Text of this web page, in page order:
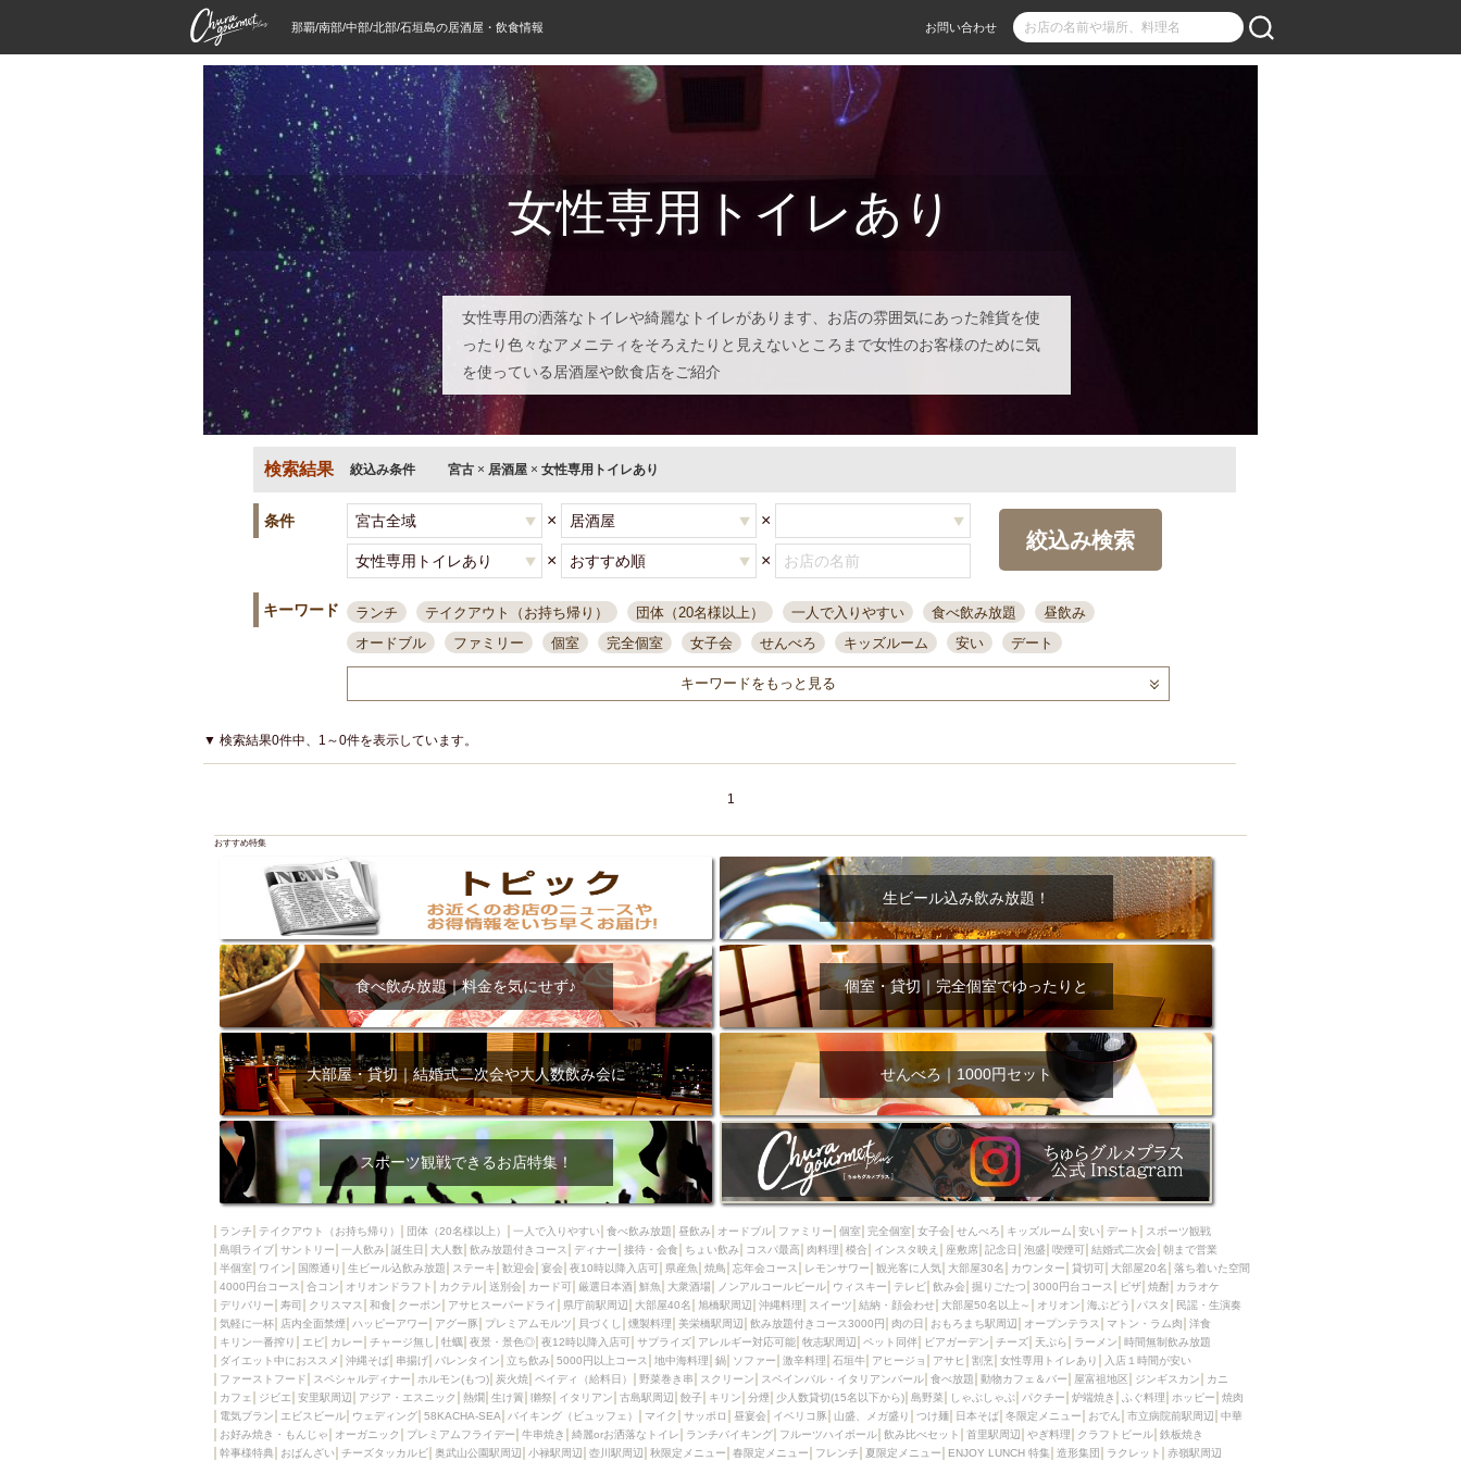
那覇/南部/中部/北部/石垣島の居酒屋・飲食情報 お問い合わせ
女性専用トイレあり
女性専用の洒落なトイレや綺麗なトイレがあります、お店の雰囲気にあった雑貨を使
ったり色々なアメニティをそろえたりと見えないところまで女性のお客様のために気
を使っている居酒屋や飲食店をご紹介
検索結果 絞込み条件 宮古 × 居酒屋 × 女性専用トイレあり
条件 × ×
× ×
絞込み検索
キーワード ランチ テイクアウト（お持ち帰り） 団体（20名様以上） 一人で入りやすい 食べ飲み放題
昼飲み
オードブル
ファミリー 個室 完全個室 女子会 せんべろ キッズルーム 安い
デート
一人飲み 誕生日 大人数
接待・会食
ちょい飲み コスパ最高 肉料理 模合 インスタ映え 座敷席 記念日 泡盛
喫煙可
結婚式二次会
夜10時以降入店可
県産魚 焼鳥 忘年会コース レモンサワー 観光客に人気 大部屋30名
カウンター
4000円台コース
デリバリー 寿司 クリスマス 和食
クーポン
アサヒスーパードライ
県庁前駅周辺 旭橋駅周辺 沖縄料理 スイーツ
結納・顔会わせ
大部屋50名以上～
オリオン 海ぶどう 民謡・生演奏 気軽に一杯
店内全面禁煙
ハッピーアワー
アグー豚 プレミアムモルツ 貝づくし 燻製料理
美栄橋駅周辺
飲み放題付きコース3000円
肉の日 おもろまち駅周辺 オープンテラス マトン・ラム肉
洋食
キリン一番搾り
エビ カレー チャージ無し 牡蠣 夜景・景色◎ 夜12時以降入店可
サプライズ
アレルギー対応可能
牧志駅周辺 ペット同伴 ビアガーデン 天ぷら
時間無制飲み放題
ダイエット中におススメ
沖縄そば 串揚げ バレンタイン 立ち飲み 5000円以上コース 地中海料理
鍋
ソファー
激辛料理 石垣牛 アヒージョ アサヒ 割烹 女性専用トイレあり
入店１時間が安い
ファーストフード
スペシャルディナー ホルモン(もつ) 炭火焼 ペイディ（給料日）
野菜巻き串
スクリーン
スペインバル・イタリアンバール 食べ放題 動物カフェ＆バー 屋富祖地区
ジンギスカン
カニ
カフェ ジビエ 安里駅周辺 アジア・エスニック 熱燗 生け簀 獺祭 イタリアン
古島駅周辺
分煙 少人数貸切(15名以下から) しゃぶしゃぶ パクチー 炉端焼き
ふぐ料理
ホッピー
焼肉 電気ブラン エビスビール ウェディング 58KACHA-SEA
バイキング（ビュッフェ）
マイク
サッポロ 昼宴会 イベリコ豚 山盛、メガ盛り つけ麺 日本そば 冬限定メニュー
おでん
市立病院前駅周辺
中華 お好み焼き・もんじゃ オーガニック プレミアムフライデー
牛串焼き
綺麗orお洒落なトイレ
ランチバイキング フルーツハイボール 飲み比べセット 首里駅周辺
やぎ料理
クラフトビール
鉄板焼き 幹事様特典 おばんざい チーズタッカルビ 奥武山公園駅周辺
小禄駅周辺
壺川駅周辺
秋限定メニュー 春限定メニュー フレンチ 夏限定メニュー ENJOY LUNCH 特集
造形集団
ラクレット
赤嶺駅周辺 シードル 那覇空港駅周辺 儀保駅周辺
キーワードをもっと見る
▼ 検索結果0件中、1～0件を表示しています。
1
おすすめ特集
生ビール込み飲み放題！
食べ飲み放題｜料金を気にせず♪ 個室・貸切｜完全個室でゆったりと
大部屋・貸切｜結婚式二次会や大人数飲み会に せんべろ｜1000円セット
スポーツ観戦できるお店特集！
ランチ テイクアウト（お持ち帰り） 団体（20名様以上） 一人で入りやすい 食べ飲み放題 昼飲み オードブル ファミリー 個室 完全個室 女子会 せんべろ キッズルーム 安い デート
スポーツ観戦
島唄ライブ サントリー 一人飲み 誕生日 大人数 飲み放題付きコース ディナー 接待・会食 ちょい飲み コスパ最高 肉料理 模合 インスタ映え 座敷席 記念日 泡盛 喫煙可 結婚式二次会 朝まで営業
半個室
ワイン 国際通り 生ビール込飲み放題 ステーキ 歓迎会 宴会 夜10時以降入店可 県産魚 焼鳥 忘年会コース レモンサワー 観光客に人気 大部屋30名 カウンター 貸切可 大部屋20名
落ち着いた空間
4000円台コース
合コン オリオンドラフト カクテル 送別会 カード可 厳選日本酒 鮮魚 大衆酒場 ノンアルコールビール ウィスキー テレビ 飲み会 掘りごたつ 3000円台コース ピザ 焼酎
カラオケ
デリバリー
寿司 クリスマス 和食 クーポン アサヒスーパードライ 県庁前駅周辺 大部屋40名 旭橋駅周辺 沖縄料理 スイーツ 結納・顔会わせ 大部屋50名以上～ オリオン 海ぶどう パスタ
民謡・生演奏
気軽に一杯
店内全面禁煙 ハッピーアワー アグー豚 プレミアムモルツ 貝づくし 燻製料理 美栄橋駅周辺 飲み放題付きコース3000円 肉の日 おもろまち駅周辺 オープンテラス マトン・ラム肉
洋食
キリン一番搾り
エビ カレー チャージ無し 牡蠣 夜景・景色◎ 夜12時以降入店可 サプライズ アレルギー対応可能 牧志駅周辺 ペット同伴 ビアガーデン チーズ 天ぷら ラーメン
時間無制飲み放題
ダイエット中におススメ
沖縄そば 串揚げ バレンタイン 立ち飲み 5000円以上コース 地中海料理 鍋 ソファー 激辛料理 石垣牛 アヒージョ アサヒ 割烹 女性専用トイレあり
入店１時間が安い
ファーストフード
スペシャルディナー ホルモン(もつ) 炭火焼 ペイディ（給料日） 野菜巻き串 スクリーン スペインバル・イタリアンバール 食べ放題 動物カフェ＆バー 屋富祖地区 ジンギスカン
カニ
カフェ
ジビエ 安里駅周辺 アジア・エスニック 熱燗 生け簀 獺祭 イタリアン 古島駅周辺 餃子 キリン 分煙 少人数貸切(15名以下から) 島野菜 しゃぶしゃぶ パクチー 炉端焼き ふぐ料理 ホッピー
焼肉
電気ブラン
エビスビール ウェディング 58KACHA-SEA バイキング（ビュッフェ） マイク サッポロ 昼宴会 イベリコ豚 山盛、メガ盛り つけ麺 日本そば 冬限定メニュー おでん 市立病院前駅周辺
中華
お好み焼き・もんじゃ
オーガニック プレミアムフライデー 牛串焼き 綺麗orお洒落なトイレ ランチバイキング フルーツハイボール 飲み比べセット 首里駅周辺 やぎ料理 クラフトビール 鉄板焼き
幹事様特典
おばんざい チーズタッカルビ 奥武山公園駅周辺 小禄駅周辺 壺川駅周辺 秋限定メニュー 春限定メニュー フレンチ 夏限定メニュー ENJOY LUNCH 特集 造形集団 ラクレット 赤嶺駅周辺